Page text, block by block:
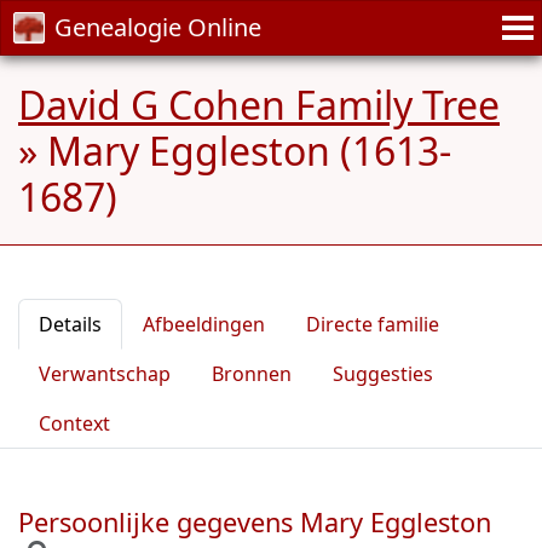
Genealogie Online
David G Cohen Family Tree
» Mary Eggleston (1613-
1687)
Details Afbeeldingen
Directe familie
Verwantschap
Bronnen
Suggesties
Context
Persoonlijke gegevens Mary Eggleston